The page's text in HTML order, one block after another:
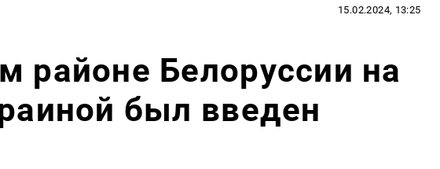
15.02.2024, 13:25
районе Белоруссии на
был введен